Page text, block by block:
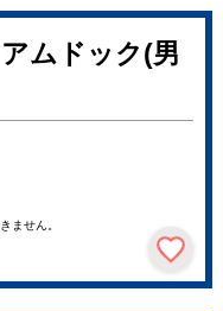
ムドック(男
ません。